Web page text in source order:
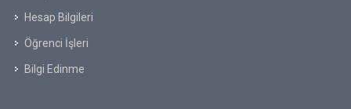
Hesap Bilgileri
Öğrenci İşleri
Bilgi Edinme